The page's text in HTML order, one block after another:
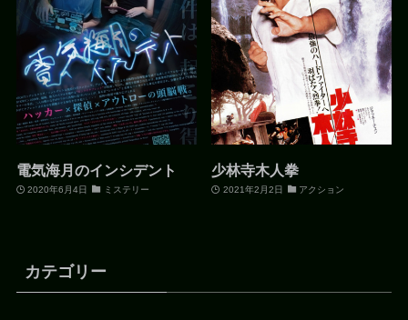
電気海月のインシデント
2020年6月4日 ミステリー
少林寺木人拳
2021年2月2日 アクション
カテゴリー